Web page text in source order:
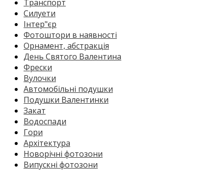
Транспорт
Силуети
Інтер"єр
Фотоштори в наявності
Орнамент, абстракція
День Святого Валентина
Фрески
Вулочки
Автомобільні подушки
Подушки Валентинки
Закат
Водоспади
Гори
Архітектура
Новорічні фотозони
Випускні фотозони